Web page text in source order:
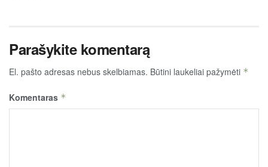
Parašykite komentarą
El. pašto adresas nebus skelbiamas. Būtini laukeliai pažymėti *
Komentaras *